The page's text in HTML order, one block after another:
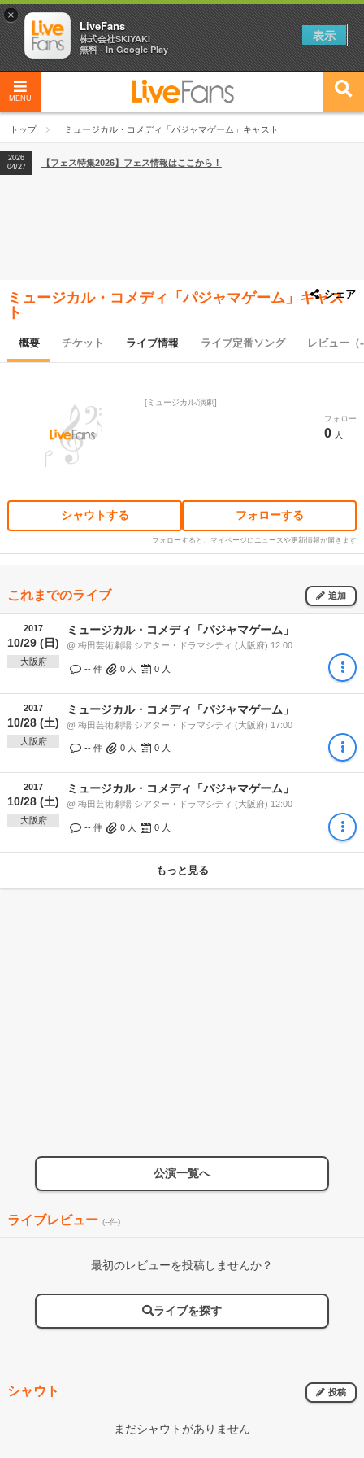
MENU
トップ ミュージカル・コメディ「パジャマゲーム」キャスト
2026
04/27
2026
【ライブ動員ランキング】2026年上半期編発表！
2026
04/27
【フェス特集2026】フェス情報はここから！
ミュージカル・コメディ「パジャマゲーム」キャス
ト
シェア
概要 チケット ライブ情報 ライブ定番ソング レビュー（
ミュージカル/演劇
フォロー
0 人
シャウトする フォローする
フォローすると、マイページにニュースや更新情報が届きます
これまでのライブ 追加
2017
10/29 (日)
大阪府
ミュージカル・コメディ「パジャマゲーム」
@ 梅田芸術劇場 シアター・ドラマシティ (大阪府) 12:00
-- 件 0 人 0 人
2017
10/28 (土)
大阪府
ミュージカル・コメディ「パジャマゲーム」
@ 梅田芸術劇場 シアター・ドラマシティ (大阪府) 17:00
-- 件 0 人 0 人
2017
10/28 (土)
大阪府
ミュージカル・コメディ「パジャマゲーム」
@ 梅田芸術劇場 シアター・ドラマシティ (大阪府) 12:00
-- 件 0 人 0 人
もっと見る
公演一覧へ
ライブレビュー (--件)
最初のレビューを投稿しませんか？
ライブを探す
シャウト 投稿
まだシャウトがありません
×
LiveFans
株式会社SKIYAKI
無料 - In Google Play
表示